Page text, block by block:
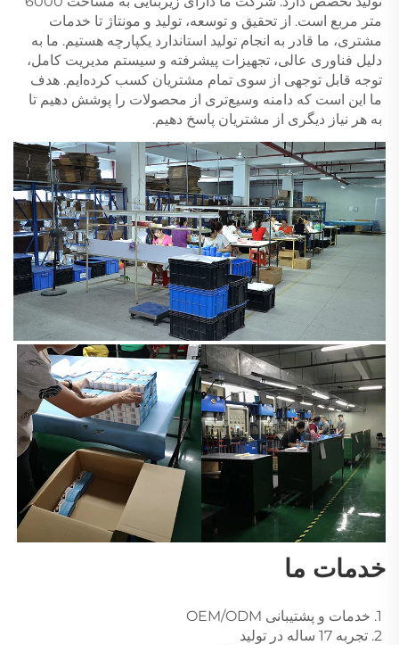
به هر نیاز دیگری از مشتریان پاسخ دهیم.
خدمات ما
1. خدمات و پشتیبانی OEM/ODM
2. تجربه 17 ساله در تولید